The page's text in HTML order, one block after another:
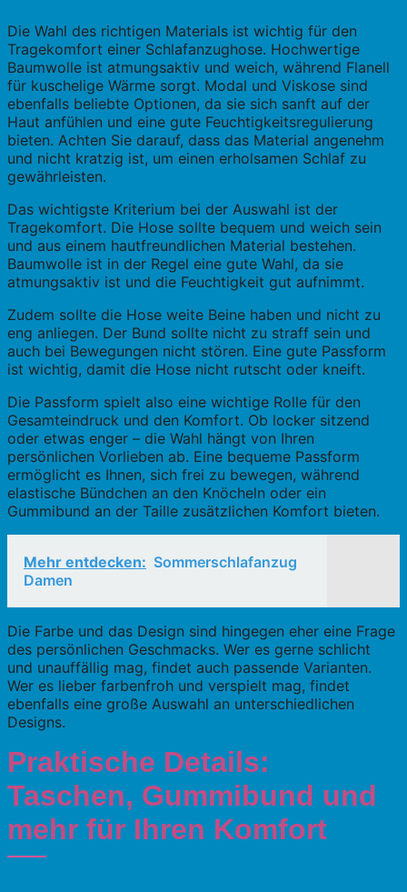
Die Wahl des richtigen Materials ist wichtig für den
Tragekomfort einer Schlafanzughose. Hochwertige
Baumwolle ist atmungsaktiv und weich, während Flanell
für kuschelige Wärme sorgt. Modal und Viskose sind
ebenfalls beliebte Optionen, da sie sich sanft auf der
Haut anfühlen und eine gute Feuchtigkeitsregulierung
bieten. Achten Sie darauf, dass das Material angenehm
und nicht kratzig ist, um einen erholsamen Schlaf zu
gewährleisten.
Das wichtigste Kriterium bei der Auswahl ist der
Tragekomfort. Die Hose sollte bequem und weich sein
und aus einem hautfreundlichen Material bestehen.
Baumwolle ist in der Regel eine gute Wahl, da sie
atmungsaktiv ist und die Feuchtigkeit gut aufnimmt.
Zudem sollte die Hose weite Beine haben und nicht zu
eng anliegen. Der Bund sollte nicht zu straff sein und
auch bei Bewegungen nicht stören. Eine gute Passform
ist wichtig, damit die Hose nicht rutscht oder kneift.
Die Passform spielt also eine wichtige Rolle für den
Gesamteindruck und den Komfort. Ob locker sitzend
oder etwas enger – die Wahl hängt von Ihren
persönlichen Vorlieben ab. Eine bequeme Passform
ermöglicht es Ihnen, sich frei zu bewegen, während
elastische Bündchen an den Knöcheln oder ein
Gummibund an der Taille zusätzlichen Komfort bieten.
Mehr entdecken: Sommerschlafanzug
Damen
Die Farbe und das Design sind hingegen eher eine Frage
des persönlichen Geschmacks. Wer es gerne schlicht
und unauffällig mag, findet auch passende Varianten.
Wer es lieber farbenfroh und verspielt mag, findet
ebenfalls eine große Auswahl an unterschiedlichen
Designs.
Praktische Details:
Taschen, Gummibund und
mehr für Ihren Komfort